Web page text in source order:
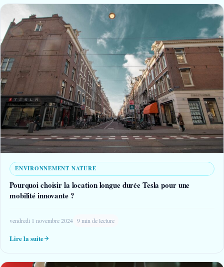
ENVIRONNEMENT NATURE
Pourquoi choisir la location longue durée Tesla pour une
mobilité innovante ?
vendredi 1 novembre 2024 9 min de lecture
Lire la suite